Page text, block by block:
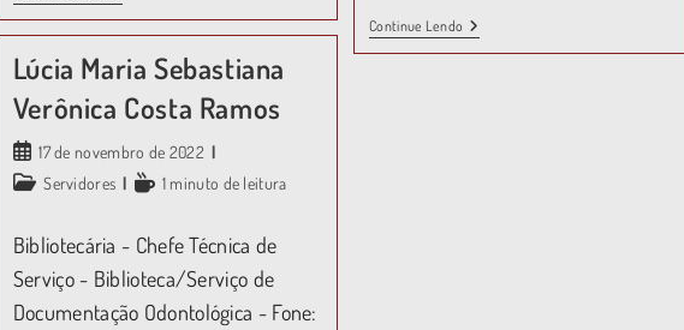
Continue Lendo
Lúcia Maria Sebastiana
Verônica Costa Ramos
17 de novembro de 2022
Servidores
1 minuto de leitura
Bibliotecária - Chefe Técnica de
Serviço - Biblioteca/Serviço de
Documentação Odontológica - Fone: